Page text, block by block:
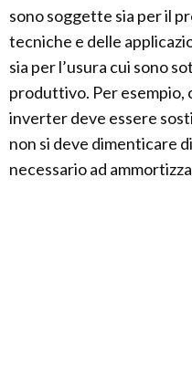
sono soggette sia per il
tecniche e delle
sia per l’usura cui sono
produttivo. Per esempio,
inverter deve essere
non si deve dimenticare
necessario ad